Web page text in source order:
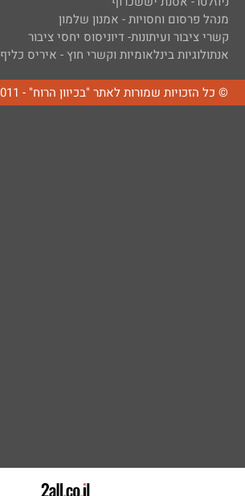
מנהל פרסום וחסויות - אמנון שלמון
קשרי ציבור ועיתונות- דיוניסוס יחסי ציבור
אנתולוגיות בינלאומיות וקשרי חוץ - איריס כליף
© כל הזכויות שמורות לאתר "בכיוון הרוח" - 2011 טל: 050-8517840